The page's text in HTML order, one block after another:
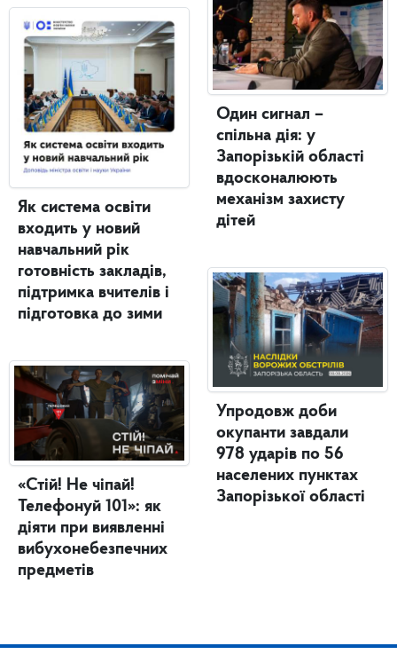
Як система освіти
входить у новий
навчальний рік
готовність закладів,
підтримка вчителів і
підготовка до зими
«Стій! Не чіпай!
Телефонуй 101»: як
діяти при виявленні
вибухонебезпечних
предметів
Один сигнал –
спільна дія: у
Запорізькій області
вдосконалюють
механізм захисту
дітей
Упродовж доби
окупанти завдали
978 ударів по 56
населених пунктах
Запорізької області